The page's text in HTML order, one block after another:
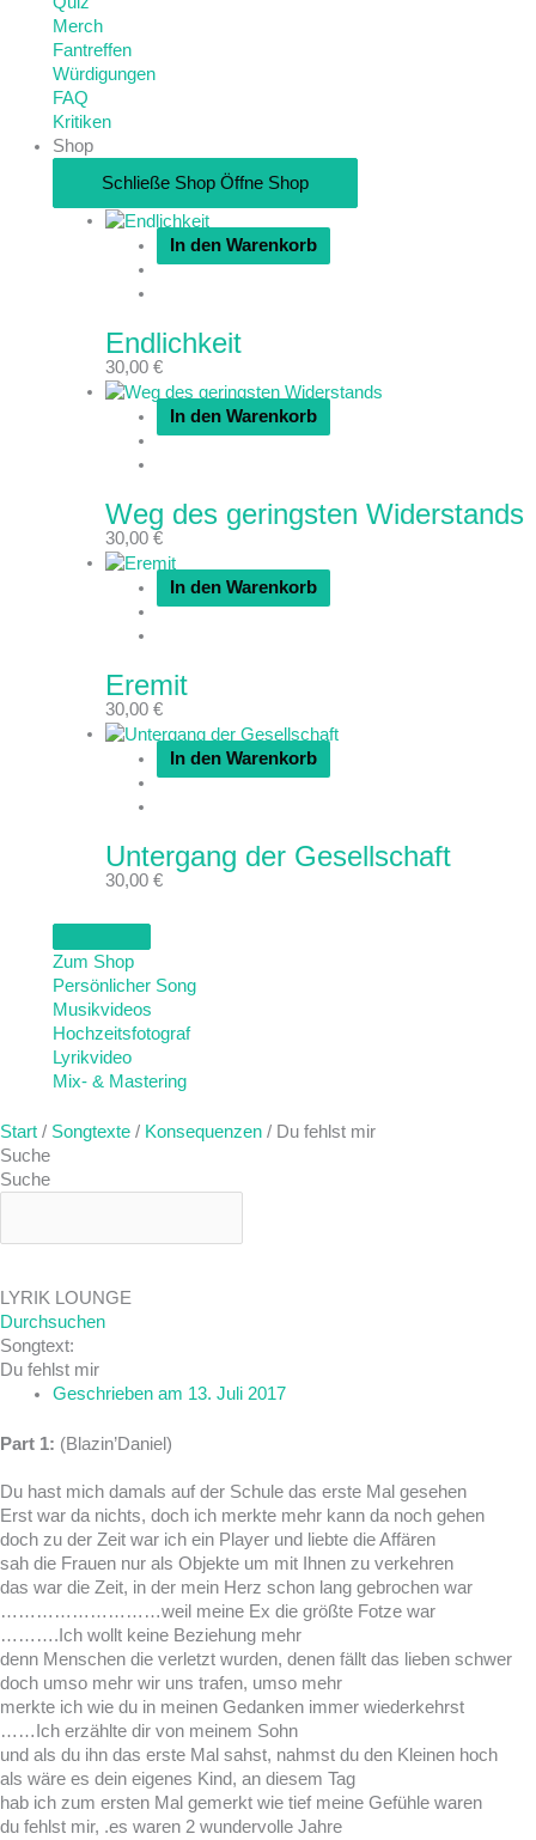
Merch
Fantreffen
Würdigungen
FAQ
Kritiken
Shop
Schließe Shop Öffne Shop
In den Warenkorb
Endlichkeit
30,00 €
In den Warenkorb
Weg des geringsten Widerstands
30,00 €
In den Warenkorb
Eremit
30,00 €
In den Warenkorb
Untergang der Gesellschaft
30,00 €
Zum Shop
Persönlicher Song
Musikvideos
Hochzeitsfotograf
Lyrikvideo
Mix- & Mastering
Start / Songtexte / Konsequenzen / Du fehlst mir
Suche
Suche
LYRIK LOUNGE
Durchsuchen
Songtext:
Du fehlst mir
Geschrieben am 13. Juli 2017
Part 1: (Blazin’Daniel)
Du hast mich damals auf der Schule das erste Mal gesehen
Erst war da nichts, doch ich merkte mehr kann da noch gehen
doch zu der Zeit war ich ein Player und liebte die Affären
sah die Frauen nur als Objekte um mit Ihnen zu verkehren
das war die Zeit, in der mein Herz schon lang gebrochen war
………………………weil meine Ex die größte Fotze war
……….Ich wollt keine Beziehung mehr
denn Menschen die verletzt wurden, denen fällt das lieben schwer
doch umso mehr wir uns trafen, umso mehr
merkte ich wie du in meinen Gedanken immer wiederkehrst
……Ich erzählte dir von meinem Sohn
und als du ihn das erste Mal sahst, nahmst du den Kleinen hoch
als wäre es dein eigenes Kind, an diesem Tag
hab ich zum ersten Mal gemerkt wie tief meine Gefühle waren
du fehlst mir, .es waren 2 wundervolle Jahre